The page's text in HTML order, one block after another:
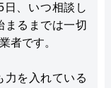
、いつ相談し
まるまでは一切
者です。
力を入れている